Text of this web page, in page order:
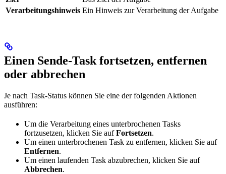
Verarbeitungshinweis Ein Hinweis zur Verarbeitung der Aufgabe
Einen Sende-Task fortsetzen, entfernen
oder abbrechen
Je nach Task-Status können Sie eine der folgenden Aktionen
ausführen:
Um die Verarbeitung eines unterbrochenen Tasks
fortzusetzen, klicken Sie aufFortsetzen.
Um einen unterbrochenen Task zu entfernen, klicken Sie auf
Entfernen.
Um einen laufenden Task abzubrechen, klicken Sie auf
Abbrechen.